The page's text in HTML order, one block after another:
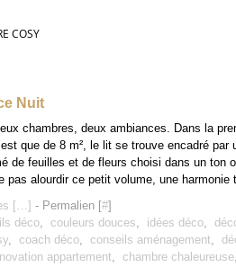
COSY
Nuit
chambres, deux ambiances. Dans la
que de 8 m², le lit se trouve encadré par
de feuilles et de fleurs choisi dans un ton
pas alourdir ce petit volume, une harmonie
[…] - Permalien [#]
déco, couleurs douces, idées déco,
, coach déco, conseils aménagement,
appartement, chambre chaleureuse